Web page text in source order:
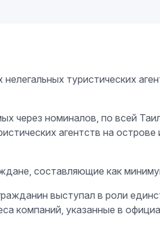
туристических
через номиналов, по всей
агентств на
составляющие как
выступал в роли
компаний, указанные в